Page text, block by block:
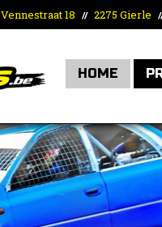
Vennestraat 18 // 2275 Gierle
HOME